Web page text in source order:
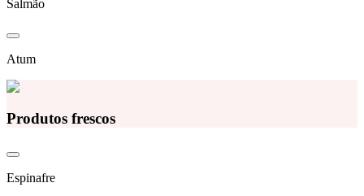
Salmão
Atum
Produtos frescos
Espinafre